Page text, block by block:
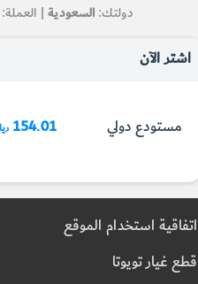
دولتك: السعودية|
اشتر الآن
مستودع دولي 154.01
اتفاقية استخدام الموقع
قطع غيار تويوتا